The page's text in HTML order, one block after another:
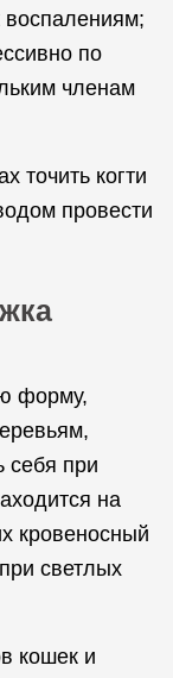
воспалениям;
по
членам
точить когти
провести
форму,
себя при
на
кровеносный
светлых
кошек и